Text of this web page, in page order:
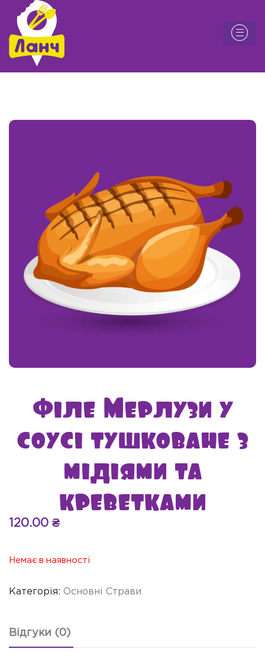
Філе Мерлузи у
соусі тушковане з
мідіями та
креветками
120.00 ₴
Немає в наявності
Категорія: Основні Страви
Відгуки (0)